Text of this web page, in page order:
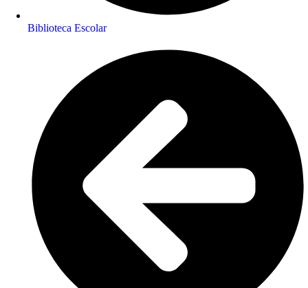
Biblioteca Escolar